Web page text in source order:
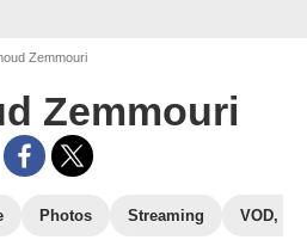
Zemmouri
Zemmouri
Photos Streaming VOD,